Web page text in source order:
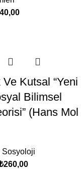
40,00
Kutsal “Yeni
Bilimsel
(Hans Mol
Sosyoloji
260,00